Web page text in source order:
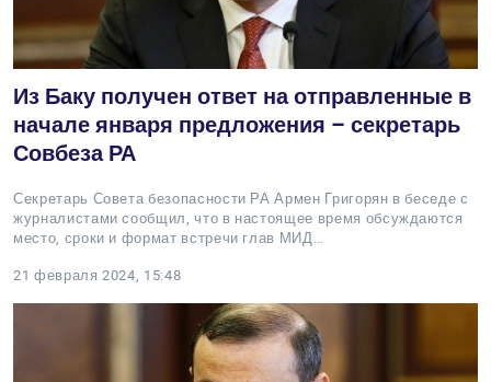
Из Баку получен ответ на отправленные в
начале января предложения – секретарь
Совбеза РА
Секретарь Совета безопасности РА Армен Григорян в беседе с
журналистами сообщил, что в настоящее время обсуждаются
место, сроки и формат встречи глав МИД…
21 февраля 2024, 15:48